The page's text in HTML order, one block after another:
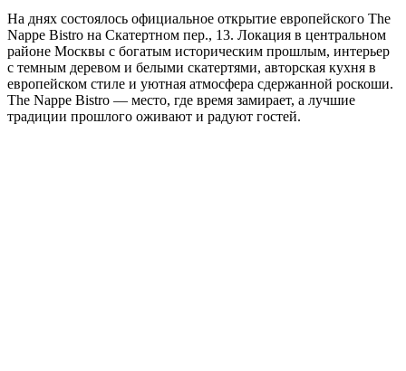
На днях состоялось официальное открытие европейского The
Nappe Bistro на Скатертном пер., 13. Локация в центральном
районе Москвы с богатым историческим прошлым, интерьер
с темным деревом и белыми скатертями, авторская кухня в
европейском стиле и уютная атмосфера сдержанной роскоши.
The Nappe Bistro — место, где время замирает, а лучшие
традиции прошлого оживают и радуют гостей.